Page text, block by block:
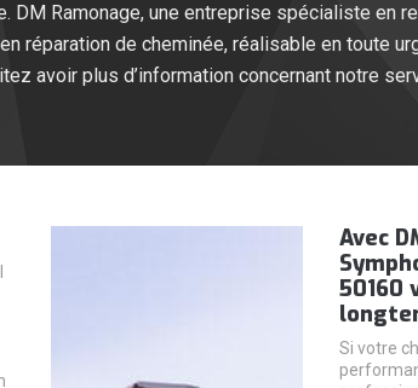
Ramonage, une entreprise spécialiste en
réparation de cheminée, réalisable en toute
avoir plus d’information concernant notre
Avec
50160
Si votre